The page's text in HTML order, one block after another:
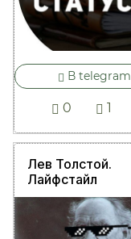
В telegram
0 1
Лев Толстой.
Лайфстайл